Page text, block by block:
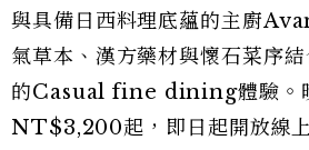
與具備日西料理底蘊的主廚
氣草本、漢方藥材與懷石菜序
的Casual fine dining體驗。
NT$3,200起，即日起開放線